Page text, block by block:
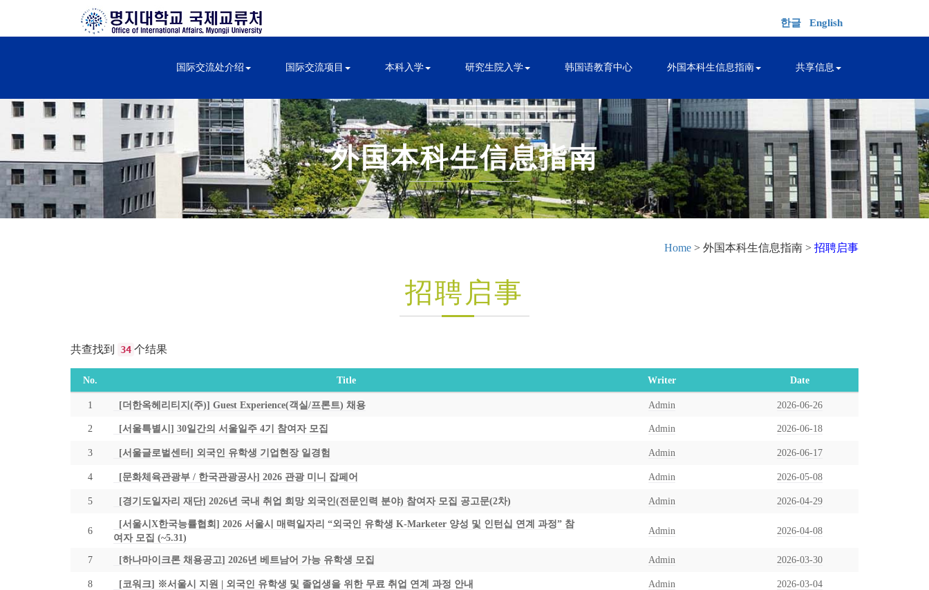
한글 English
国际交流处介绍 国际交流项目 本科入学 研究生院入学 韩国语教育中心 外国本科生信息指南 共享信息
外国本科生信息指南
Home > 外国本科生信息指南 > 招聘启事
招聘启事
共查找到 34 个结果
No. Title Writer Date
1 [더한옥헤리티지(주)] Guest Experience(객실/프론트) 채용 Admin 2026-06-26
2 [서울특별시] 30일간의 서울일주 4기 참여자 모집 Admin 2026-06-18
3 [서울글로벌센터] 외국인 유학생 기업현장 일경험 Admin 2026-06-17
4 [문화체육관광부 / 한국관광공사] 2026 관광 미니 잡페어 Admin 2026-05-08
5 [경기도일자리 재단] 2026년 국내 취업 희망 외국인(전문인력 분야) 참여자 모집 공고문(2차) Admin 2026-04-29
6
[서울시X한국능률협회] 2026 서울시 매력일자리 “외국인 유학생 K-Marketer 양성 및 인턴십 연계 과정” 참
여자 모집 (~5.31)
Admin 2026-04-08
7 [하나마이크론 채용공고] 2026년 베트남어 가능 유학생 모집 Admin 2026-03-30
8 [코워크] ※서울시 지원 | 외국인 유학생 및 졸업생을 위한 무료 취업 연계 과정 안내 Admin 2026-03-04